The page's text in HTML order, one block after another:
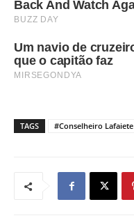
TAGS #Conselheiro Lafaiete